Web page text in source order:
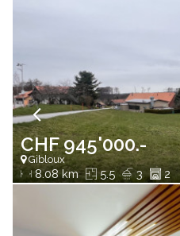
CHF 945'000.-
Gibloux
8.08 km 5.5 3 2